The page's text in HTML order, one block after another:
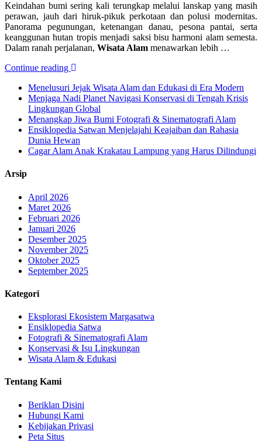
Keindahan bumi sering kali terungkap melalui lanskap yang masih
perawan, jauh dari hiruk-pikuk perkotaan dan polusi modernitas.
Panorama pegunungan, ketenangan danau, pesona pantai, serta
keanggunan hutan tropis menjadi saksi bisu harmoni alam semesta.
Dalam ranah perjalanan, Wisata Alam menawarkan lebih …
Continue reading
Menelusuri Jejak Wisata Alam dan Edukasi di Era Modern
Menjaga Nadi Planet Navigasi Konservasi di Tengah Krisis
Lingkungan Global
Menangkap Jiwa Bumi Fotografi & Sinematografi Alam
Ensiklopedia Satwan Menjelajahi Keajaiban dan Rahasia
Dunia Hewan
Cagar Alam Anak Krakatau Lampung yang Harus Dilindungi
Arsip
April 2026
Maret 2026
Februari 2026
Januari 2026
Desember 2025
November 2025
Oktober 2025
September 2025
Kategori
Eksplorasi Ekosistem Margasatwa
Ensiklopedia Satwa
Fotografi & Sinematografi Alam
Konservasi & Isu Lingkungan
Wisata Alam & Edukasi
Tentang Kami
Beriklan Disini
Hubungi Kami
Kebijakan Privasi
Peta Situs